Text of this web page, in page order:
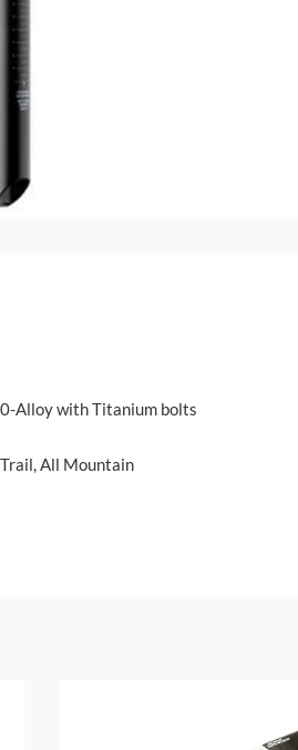
7050-Alloy with Titanium bolts
Country, Trail, All Mountain